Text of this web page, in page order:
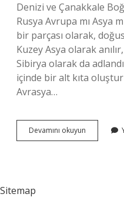
Denizi ve Çanakkale
Rusya Avrupa mı Asya
bir parçası olarak,
Kuzey Asya olarak
Sibirya olarak da
içinde bir alt kıta
Avrasya…
Devamını okuyun
Kıtası
Sitemap